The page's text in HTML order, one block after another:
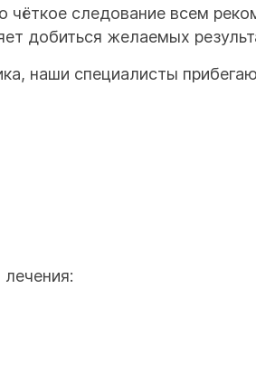
чёткое следование всем
добиться желаемых
наши специалисты